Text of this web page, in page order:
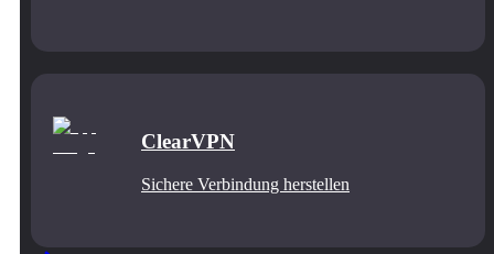
ClearVPN
Sichere Verbindung herstellen